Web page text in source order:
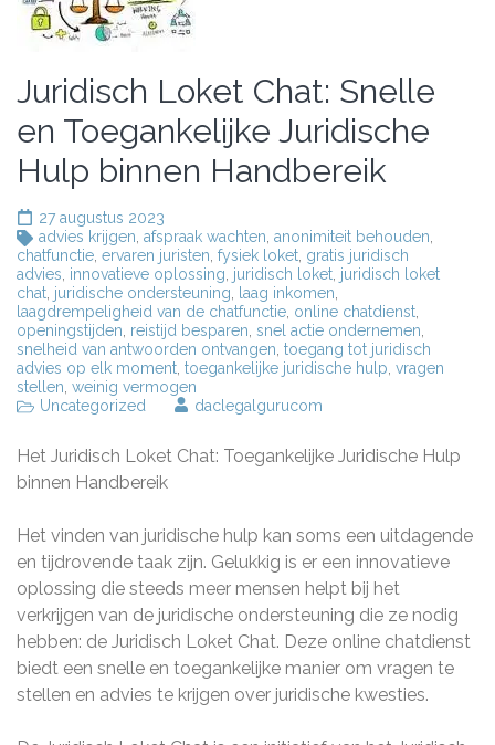
Juridisch Loket Chat: Snelle
en Toegankelijke Juridische
Hulp binnen Handbereik
27 augustus 2023
advies krijgen afspraak wachten anonimiteit behouden
chatfunctie ervaren juristen fysiek loket gratis juridisch
advies innovatieve oplossing juridisch loket juridisch loket
chat juridische ondersteuning laag inkomen
laagdrempeligheid van de chatfunctie online chatdienst
openingstijden reistijd besparen snel actie ondernemen
snelheid van antwoorden ontvangen toegang tot juridisch
advies op elk moment toegankelijke juridische hulp vragen
stellen weinig vermogen
Uncategorized
daclegalgurucom
Het Juridisch Loket Chat: Toegankelijke Juridische Hulp
binnen Handbereik
Het vinden van juridische hulp kan soms een uitdagende
en tijdrovende taak zijn. Gelukkig is er een innovatieve
oplossing die steeds meer mensen helpt bij het
verkrijgen van de juridische ondersteuning die ze nodig
hebben: de Juridisch Loket Chat. Deze online chatdienst
biedt een snelle en toegankelijke manier om vragen te
stellen en advies te krijgen over juridische kwesties.